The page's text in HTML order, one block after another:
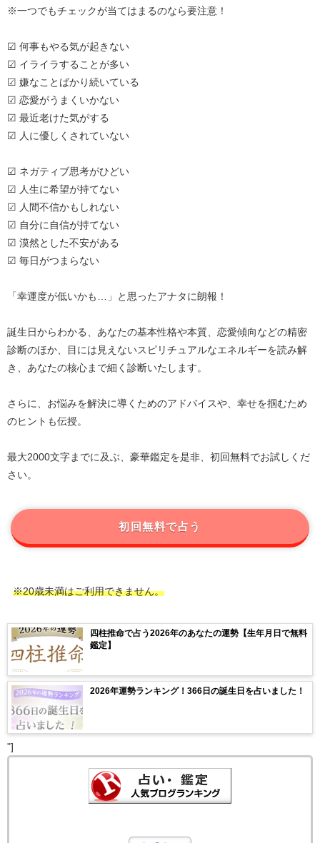
※一つでもチェックが当てはまるのなら要注意！
☑ 何事もやる気が起きない
☑ イライラすることが多い
☑ 嫌なことばかり続いている
☑ 恋愛がうまくいかない
☑ 最近老けた気がする
☑ 人に優しくされていない
☑ ネガティブ思考がひどい
☑ 人生に希望が持てない
☑ 人間不信かもしれない
☑ 自分に自信が持てない
☑ 漠然とした不安がある
☑ 毎日がつまらない
「幸運度が低いかも…」と思ったアナタに朗報！
誕生日からわかる、あなたの基本性格や本質、恋愛傾向などの精密
診断のほか、目には見えないスピリチュアルなエネルギーを読み解
き、あなたの核心まで細く診断いたします。
さらに、お悩みを解決に導くためのアドバイスや、幸せを掴むため
のヒントも伝授。
最大2000文字までに及ぶ、豪華鑑定を是非、初回無料でお試しくだ
さい。
初回無料で占う
※20歳未満はご利用できません。
四柱推命で占う2026年のあなたの運勢【生年月日で無料
鑑定】
2026年運勢ランキング！366日の誕生日を占いました！
"]